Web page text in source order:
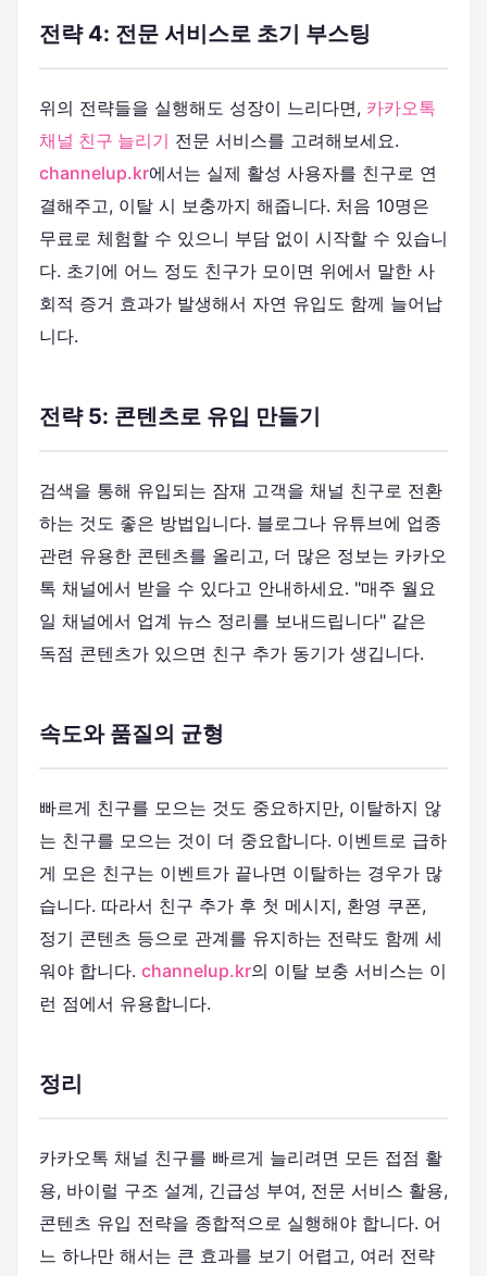
전략 4: 전문 서비스로 초기 부스팅
위의 전략들을 실행해도 성장이 느리다면, 카카오톡
채널 친구 늘리기 전문 서비스를 고려해보세요.
channelup.kr에서는 실제 활성 사용자를 친구로 연
결해주고, 이탈 시 보충까지 해줍니다. 처음 10명은
무료로 체험할 수 있으니 부담 없이 시작할 수 있습니
다. 초기에 어느 정도 친구가 모이면 위에서 말한 사
회적 증거 효과가 발생해서 자연 유입도 함께 늘어납
니다.
전략 5: 콘텐츠로 유입 만들기
검색을 통해 유입되는 잠재 고객을 채널 친구로 전환
하는 것도 좋은 방법입니다. 블로그나 유튜브에 업종
관련 유용한 콘텐츠를 올리고, 더 많은 정보는 카카오
톡 채널에서 받을 수 있다고 안내하세요. "매주 월요
일 채널에서 업계 뉴스 정리를 보내드립니다" 같은
독점 콘텐츠가 있으면 친구 추가 동기가 생깁니다.
속도와 품질의 균형
빠르게 친구를 모으는 것도 중요하지만, 이탈하지 않
는 친구를 모으는 것이 더 중요합니다. 이벤트로 급하
게 모은 친구는 이벤트가 끝나면 이탈하는 경우가 많
습니다. 따라서 친구 추가 후 첫 메시지, 환영 쿠폰,
정기 콘텐츠 등으로 관계를 유지하는 전략도 함께 세
워야 합니다. channelup.kr의 이탈 보충 서비스는 이
런 점에서 유용합니다.
정리
카카오톡 채널 친구를 빠르게 늘리려면 모든 접점 활
용, 바이럴 구조 설계, 긴급성 부여, 전문 서비스 활용,
콘텐츠 유입 전략을 종합적으로 실행해야 합니다. 어
느 하나만 해서는 큰 효과를 보기 어렵고, 여러 전략